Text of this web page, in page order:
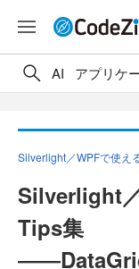
AI アプリケ
Silverlight／WPFで使え
Silverlight
Tips集